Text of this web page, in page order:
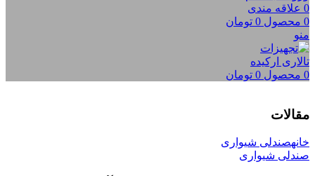
0 علاقه مندی
0 محصول 0 تومان
منو
0 محصول 0 تومان
مقالات
خانهصندلی شیواری
صندلی شیواری